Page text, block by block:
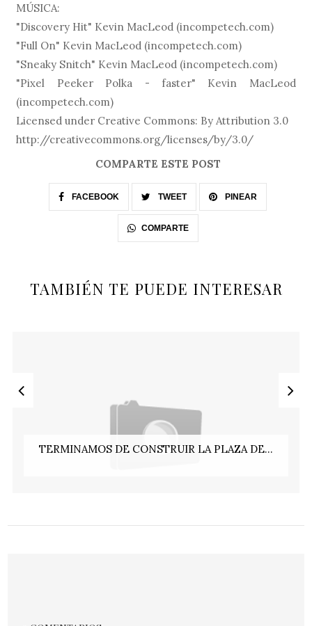
MÚSICA:
"Discovery Hit" Kevin MacLeod (incompetech.com)
"Full On" Kevin MacLeod (incompetech.com)
"Sneaky Snitch" Kevin MacLeod (incompetech.com)
"Pixel Peeker Polka - faster" Kevin MacLeod
(incompetech.com)
Licensed under Creative Commons: By Attribution 3.0
http://creativecommons.org/licenses/by/3.0/
COMPARTE ESTE POST
FACEBOOK TWEET PINEAR
COMPARTE
TAMBIÉN TE PUEDE INTERESAR
TERMINAMOS DE CONSTRUIR LA PLAZA DE...